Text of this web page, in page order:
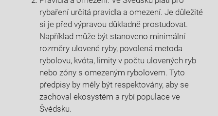
rybaření určitá⁢ pravidla a omezení. Je důležité
si je před výpravou důkladně prostudovat.
⁤Například‍ může být‍ stanoveno minimální
rozměry ulovené ryby, povolená metoda
rybolovu, ‌kvóta, limity v počtu ulovených ryb
nebo‌ zóny s ‌omezeným ‍rybolovem. Tyto
předpisy ‍by ​měly⁤ být ⁣respektovány, aby⁢ se
zachoval ekosystém a rybí⁤ populace ve
Švédsku.